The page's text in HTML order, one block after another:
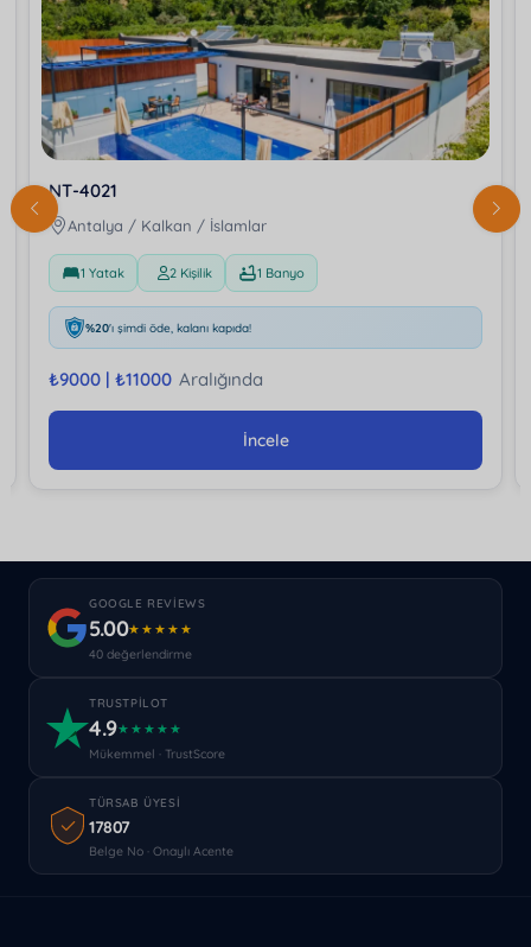
NT-4021
Antalya / Kalkan / İslamlar
1 Yatak 2 Kişilik 1 Banyo
%20'ı şimdi öde, kalanı kapıda!
₺9000 | ₺11000 Aralığında
İncele
GOOGLE REVIEWS
5.00★★★★★
40 değerlendirme
TRUSTPILOT
4.9★★★★★
Mükemmel · TrustScore
TÜRSAB ÜYESI
17807
Belge No · Onaylı Acente